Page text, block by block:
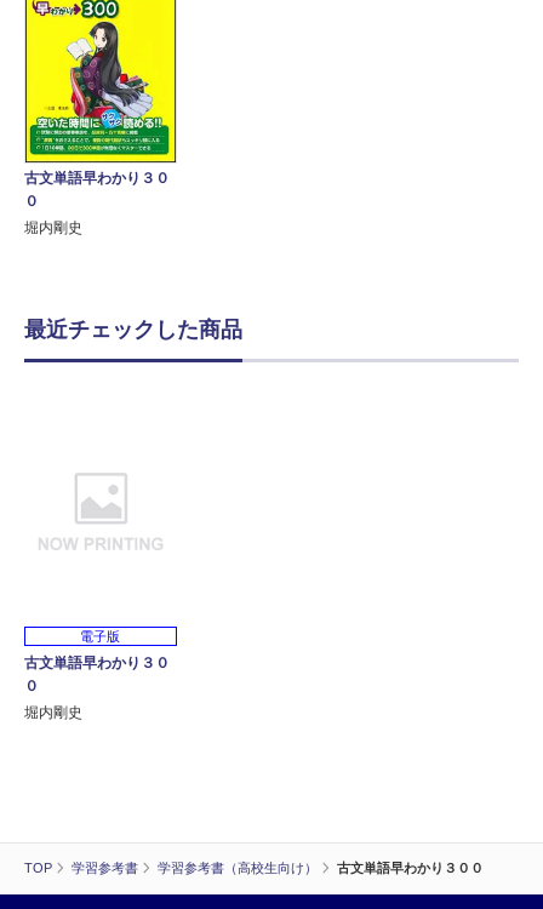
TOP 学習参考書 学習参考書（高校生向け） 古文単語早わかり３００
古文単語早わかり３０
０
堀内剛史
最近チェックした商品
電子版
古文単語早わかり３０
０
堀内剛史